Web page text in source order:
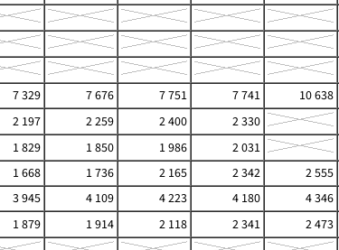
7 329 7 676 7 751 7 741
10 638
2 197 2 259 2 400
2 330
1 829 1 850 1 986
2 031
1 668 1 736 2 165 2 342
2 555
3 945 4 109 4 223 4 180
4 346
1 879 1 914 2 118 2 341
2 473